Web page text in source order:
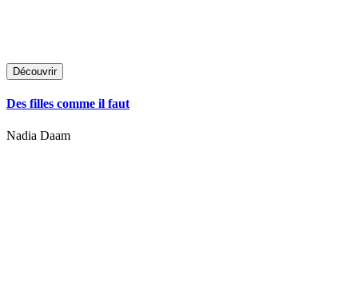
Découvrir
Des filles comme il faut
Nadia Daam